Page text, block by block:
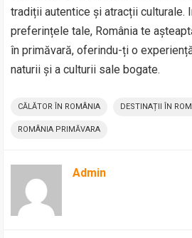
tradiții autentice și atracții culturale.
preferințele tale, România te
în primăvară, oferindu-ți o
naturii și a culturii sale bogate.
CĂLĂTOR ÎN ROMÂNIA DESTINAȚII ÎN
ROMÂNIA PRIMĂVARA
Admin